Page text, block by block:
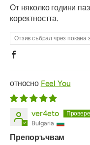
От няколко години
коректността.
Отзив събрал чрез покана
Feel You
ver4eto
Bulgaria
Препоръчвам